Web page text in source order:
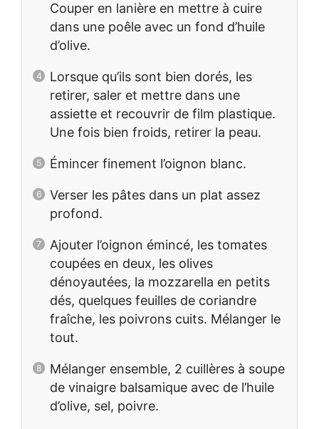
Couper en lanière en mettre à cuire
dans une poêle avec un fond d’huile
d’olive.
Lorsque qu’ils sont bien dorés, les
retirer, saler et mettre dans une
assiette et recouvrir de film plastique.
Une fois bien froids, retirer la peau.
Émincer finement l’oignon blanc.
Verser les pâtes dans un plat assez
profond.
Ajouter l’oignon émincé, les tomates
coupées en deux, les olives
dénoyautées, la mozzarella en petits
dés, quelques feuilles de coriandre
fraîche, les poivrons cuits. Mélanger le
tout.
Mélanger ensemble, 2 cuillères à soupe
de vinaigre balsamique avec de l’huile
d’olive, sel, poivre.